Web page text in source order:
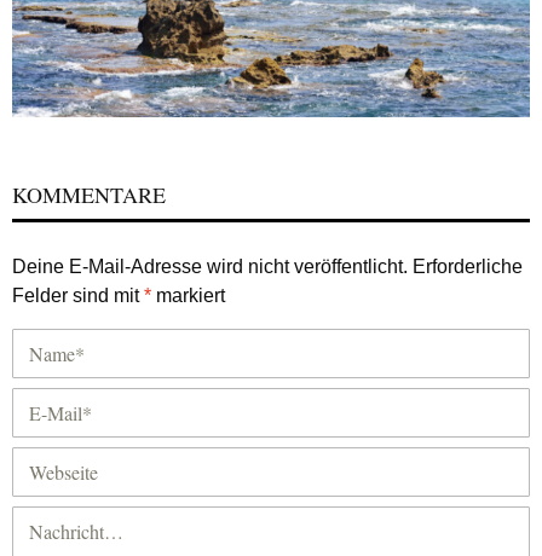
KOMMENTARE
Deine E-Mail-Adresse wird nicht veröffentlicht. Erforderliche
Felder sind mit* markiert